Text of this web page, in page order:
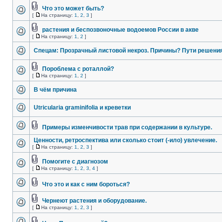
Что это может быть?
[ На страницу: 1 2 3 ]
растения и беспозвоночные водоемов России в акве
[ На страницу: 1 2 ]
Спецам: Прозрачный листовой некроз. Причины? Пути
Пороблема с роталлой?
[ На страницу: 1 2 ]
В чём причина
Utricularia graminifolia и креветки
Примеры изменчивости трав при содержании в культуре.
Ценности, ретроспектива или сколько стоит (-ило) увлечение.
[ На страницу: 1 2 3 ]
Помогите с диагнозом
[ На страницу: 1 2 3 4 ]
Что это и как с ним бороться?
Чернеют растения и оборудование.
[ На страницу: 1 2 3 ]